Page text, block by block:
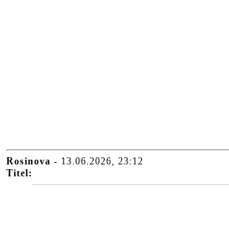
Rosinova - 13.06.2026, 23:12
Titel: